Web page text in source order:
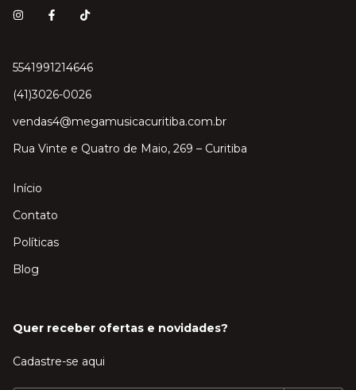
5541991214646
(41)3026-0026
vendas4@megamusicacuritiba.com.br
Rua Vinte e Quatro de Maio, 269 – Curitiba
Início
Contato
Políticas
Blog
Quer receber ofertas e novidades?
Cadastre-se aqui